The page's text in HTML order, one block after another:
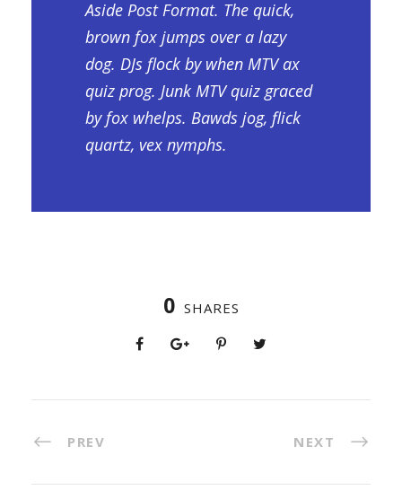
Aside Post Format. The quick,
brown fox jumps over a lazy
dog. DJs flock by when MTV ax
quiz prog. Junk MTV quiz graced
by fox whelps. Bawds jog, flick
quartz, vex nymphs.
0 SHARES
PREV NEXT